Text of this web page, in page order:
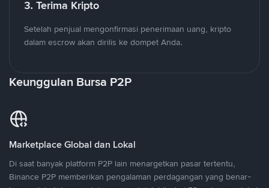
3. Terima Kripto
Setelah penjual mengonfirmasi penerimaan uang, kripto
dalam escrow akan dirilis ke dompet Anda.
Keunggulan Bursa P2P
Marketplace Global dan Lokal
Di saat banyak platform P2P lain menargetkan pasar tertentu,
Binance P2P memberikan pengalaman perdagangan yang benar-